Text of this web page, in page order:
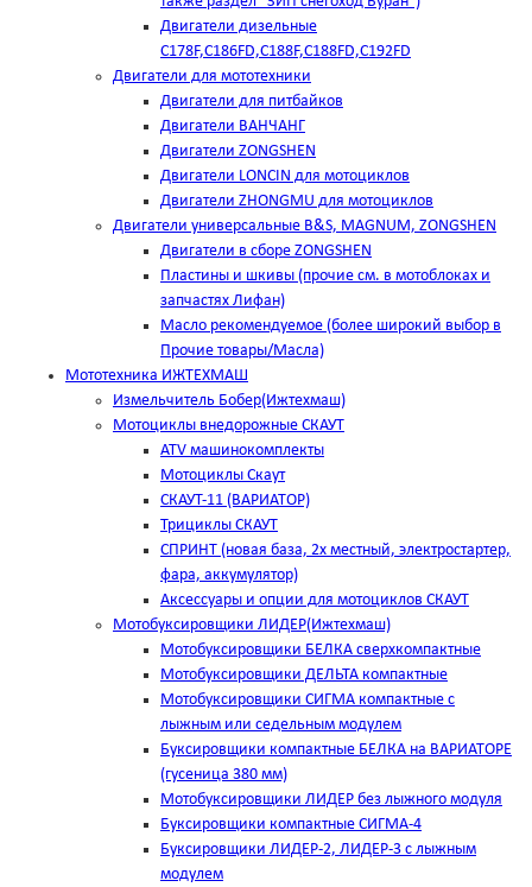
Двигатели дизельные
C178F,С186FD,C188F,C188FD,C192FD
Двигатели для мототехники
Двигатели для питбайков
Двигатели ВАНЧАНГ
Двигатели ZONGSHEN
Двигатели LONCIN для мотоциклов
Двигатели ZHONGMU для мотоциклов
Двигатели универсальные B&S, MAGNUM, ZONGSHEN
Двигатели в сборе ZONGSHEN
Пластины и шкивы (прочие см. в мотоблоках и
запчастях Лифан)
Масло рекомендуемое (более широкий выбор в
Прочие товары/Масла)
Мототехника ИЖТЕХМАШ
Измельчитель Бобер(Ижтехмаш)
Мотоциклы внедорожные СКАУТ
ATV машинокомплекты
Мотоциклы Скаут
СКАУТ-11 (ВАРИАТОР)
Трициклы СКАУТ
СПРИНТ (новая база, 2х местный, электростартер,
фара, аккумулятор)
Аксессуары и опции для мотоциклов СКАУТ
Мотобуксировщики ЛИДЕР(Ижтехмаш)
Мотобуксировщики БЕЛКА сверхкомпактные
Мотобуксировщики ДЕЛЬТА компактные
Мотобуксировщики СИГМА компактные с
лыжным или седельным модулем
Буксировщики компактные БЕЛКА на ВАРИАТОРЕ
(гусеница 380 мм)
Мотобуксировщики ЛИДЕР без лыжного модуля
Буксировщики компактные СИГМА-4
Буксировщики ЛИДЕР-2, ЛИДЕР-3 c лыжным
модулем